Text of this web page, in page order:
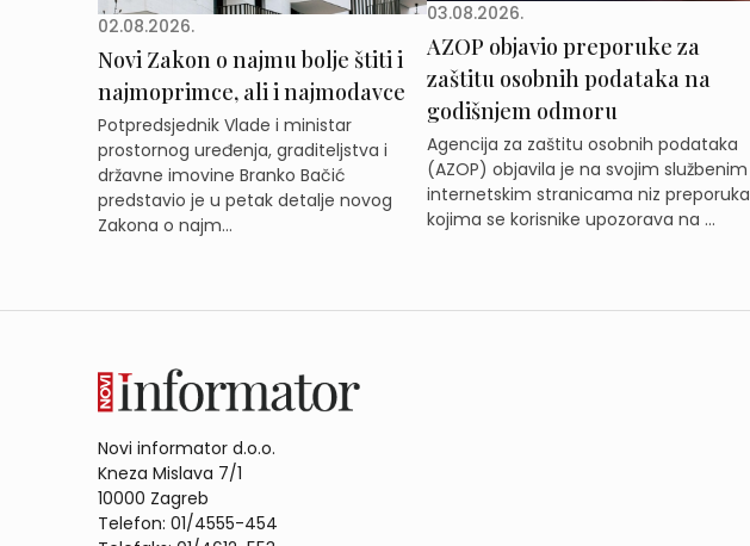
02.08.2026.
Novi Zakon o najmu bolje štiti i
najmoprimce, ali i najmodavce
Potpredsjednik Vlade i ministar
prostornog uređenja, graditeljstva i
državne imovine Branko Bačić
predstavio je u petak detalje novog
Zakona o najm...
03.08.2026.
AZOP objavio preporuke za
zaštitu osobnih podataka na
godišnjem odmoru
Agencija za zaštitu osobnih podataka
(AZOP) objavila je na svojim službenim
internetskim stranicama niz preporuka
kojima se korisnike upozorava na ...
Novi informator d.o.o.
Kneza Mislava 7/1
10000 Zagreb
Telefon: 01/4555-454